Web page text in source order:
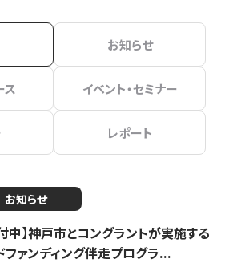
お知らせ
ス イベント・セミナー
レポート
お知らせ
中】神戸市とコングラントが実施する
ファンディング伴走プログラ...